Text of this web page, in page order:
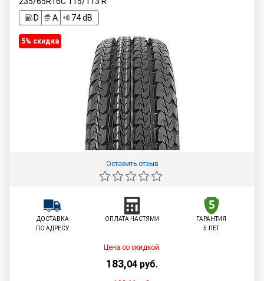
D
A 74 dB
5% cкидка
Оставить отзыв
ДОСТАВКА
ПО АДРЕСУ
ОПЛАТА ЧАСТЯМИ
ГАРАНТИЯ
5 ЛЕТ
Цена со скидкой:
183,04 руб.